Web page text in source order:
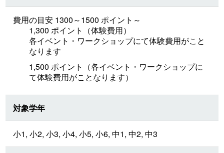
費用の目安 1300～1500 ポイント～
1,300 ポイント（体験費用）
各イベント・ワークショップにて体験費用がこと
なります
1,500 ポイント（各イベント・ワークショップに
て体験費用がことなります）
対象学年
小1, 小2, 小3, 小4, 小5, 小6, 中1, 中2, 中3